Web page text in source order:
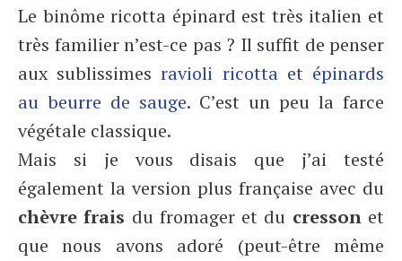
Le binôme ricotta épinard est très italien et
très familier n’est-ce pas ? Il suffit de penser
aux sublissimesravioli ricotta et épinards
au beurre de sauge. C’est un peu la farce
végétale classique.
Mais si je vous disais que j’ai testé
également la version plus française avec du
chèvre frais du fromager et du cressonet
que nous avons adoré (peut-être même